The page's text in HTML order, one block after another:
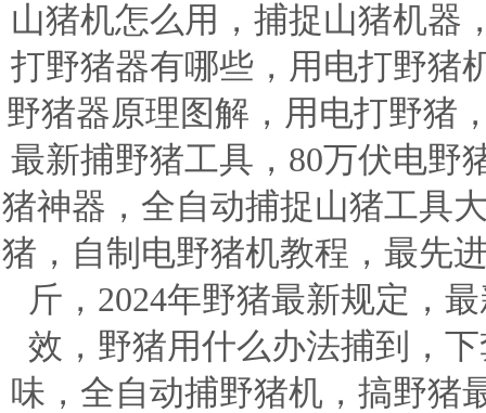
山猪机怎么用，捕捉山猪机器
打野猪器有哪些，用电打野猪
野猪器原理图解，用电打野猪
最新捕野猪工具，80万伏电野
猪神器，全自动捕捉山猪工具
猪，自制电野猪机教程，最先
斤，2024年野猪最新规定，
效，野猪用什么办法捕到，
味，全自动捕野猪机，搞野猪